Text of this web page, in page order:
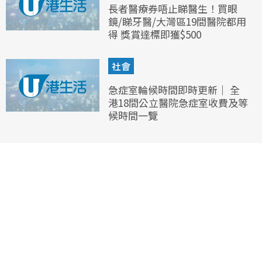
長者醫療券唔止睇醫生！買眼
鏡/睇牙醫/大灣區19間醫院都用
得 獎賞達標即獲$500
社會
急症室輪候時間即時更新｜ 全
港18間公立醫院急症室收費及等
候時間一覽